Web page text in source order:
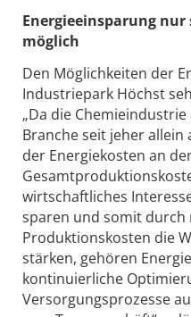
Energieeinsparung
möglich
Den Möglichkeiten der
Industriepark Höchst
„Da die
Branche seit jeher
der Energiekosten an
wirtschaftliches
sparen und somit durch
Produktionskosten die
stärken, gehören
kontinuierliche
Versorgungsprozesse